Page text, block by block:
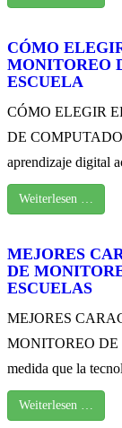
CÓMO
MONITOREO
ESCUELA
CÓMO ELEGIR
DE
aprendizaje digital
Weiterlesen …
MEJORES
DE
ESCUELAS
MEJORES
MONITOREO DE
medida que la
Weiterlesen …